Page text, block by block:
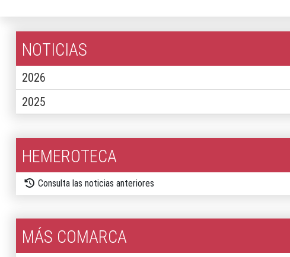
NOTICIAS
2026
2025
HEMEROTECA
Consulta las noticias anteriores
MÁS COMARCA